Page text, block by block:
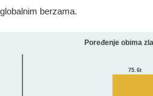
globalnim berzama.